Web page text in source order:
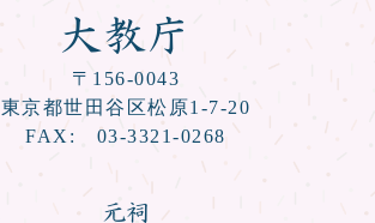
大教庁
〒156-0043
東京都世田谷区松原1-7-20
FAX: 03-3321-0268
元祠